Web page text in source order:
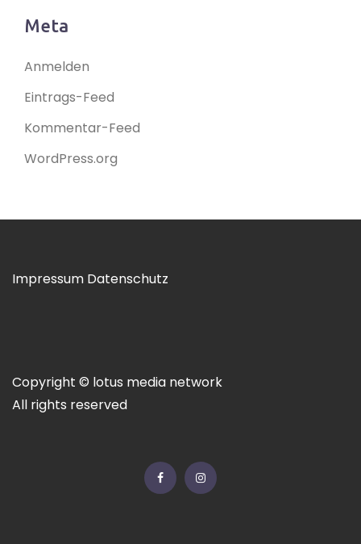
Meta
Anmelden
Eintrags-Feed
Kommentar-Feed
WordPress.org
Impressum Datenschutz
Copyright © lotus media network
All rights reserved
FacebookInstagram